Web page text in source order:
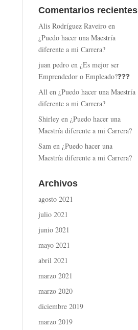
Comentarios recientes
Alis Rodríguez Raveiro en
¿Puedo hacer una Maestría
diferente a mi Carrera?
juan pedro en¿Es mejor ser
Emprendedor o Empleado?❓❓❓
All en¿Puedo hacer una Maestría
diferente a mi Carrera?
Shirley en¿Puedo hacer una
Maestría diferente a mi Carrera?
Sam en¿Puedo hacer una
Maestría diferente a mi Carrera?
Archivos
agosto 2021
julio 2021
junio 2021
mayo 2021
abril 2021
marzo 2021
marzo 2020
diciembre 2019
marzo 2019